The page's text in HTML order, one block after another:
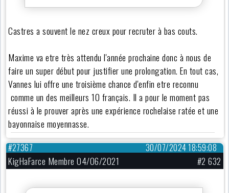
Castres a souvent le nez creux pour recruter à bas couts.
Maxime va etre très attendu l'année prochaine donc à nous de
faire un super début pour justifier une prolongation. En tout cas,
Vannes lui offre une troisième chance d'enfin etre reconnu
comme un des meilleurs 10 français. Il a pour le moment pas
réussi à le prouver après une expérience rochelaise ratée et une
bayonnaise moyennasse.
30/07/2024 18:59:08
#27367
KigHaFarce Membre 04/06/2021 #2 632